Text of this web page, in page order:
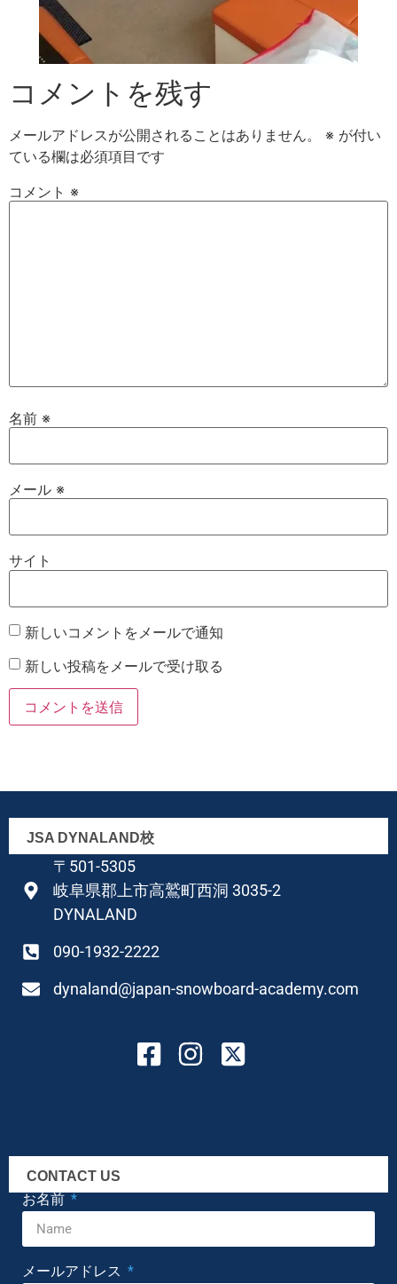
コメントを残す
メールアドレスが公開されることはありません。 ※ が付い
ている欄は必須項目です
コメント ※
名前 ※
メール ※
サイト
新しいコメントをメールで通知
新しい投稿をメールで受け取る
JSA DYNALAND校
〒501-5305
岐阜県郡上市高鷲町西洞 3035-2
DYNALAND
090-1932-2222
dynaland@japan-snowboard-academy.com
CONTACT US
お名前
メールアドレス